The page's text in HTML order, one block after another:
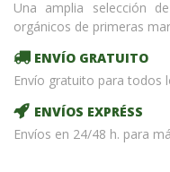
Una amplia selección
orgánicos de primeras
ENVÍO GRATUITO
Envío gratuito para todos
ENVÍOS EXPRÉSS
Envíos en 24/48 h. para